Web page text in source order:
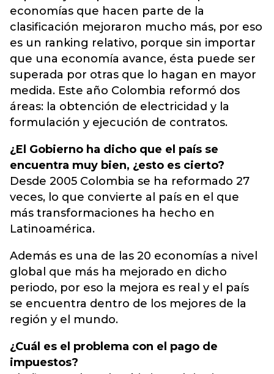
economías que hacen parte de la
clasificación mejoraron mucho más, por eso
es un ranking relativo, porque sin importar
que una economía avance, ésta puede ser
superada por otras que lo hagan en mayor
medida. Este año Colombia reformó dos
áreas: la obtención de electricidad y la
formulación y ejecución de contratos.
¿El Gobierno ha dicho que el país se
encuentra muy bien, ¿esto es cierto?
Desde 2005 Colombia se ha reformado 27
veces, lo que convierte al país en el que
más transformaciones ha hecho en
Latinoamérica.
Además es una de las 20 economías a nivel
global que más ha mejorado en dicho
periodo, por eso la mejora es real y el país
se encuentra dentro de los mejores de la
región y el mundo.
¿Cuál es el problema con el pago de
impuestos?